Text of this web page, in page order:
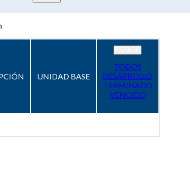
UNIDAD BASE
TODOS
DESARROLLO
TERMINADO
VENCIDO